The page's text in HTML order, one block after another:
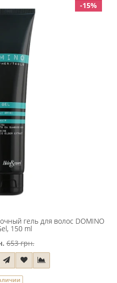
-15%
гель для волос DOMINO
150 ml
653 грн.